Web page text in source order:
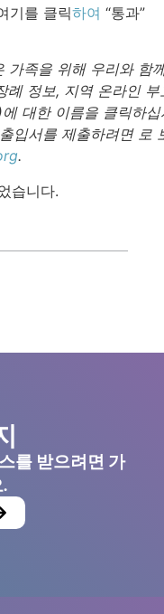
기를 클릭하여 “통과”
가족을 위해 우리와 함
례 정보, 지역 온라인 부
대한 이름을 클릭하십
입서를 제출하려면 로
.
습니다.
를 받으려면 가